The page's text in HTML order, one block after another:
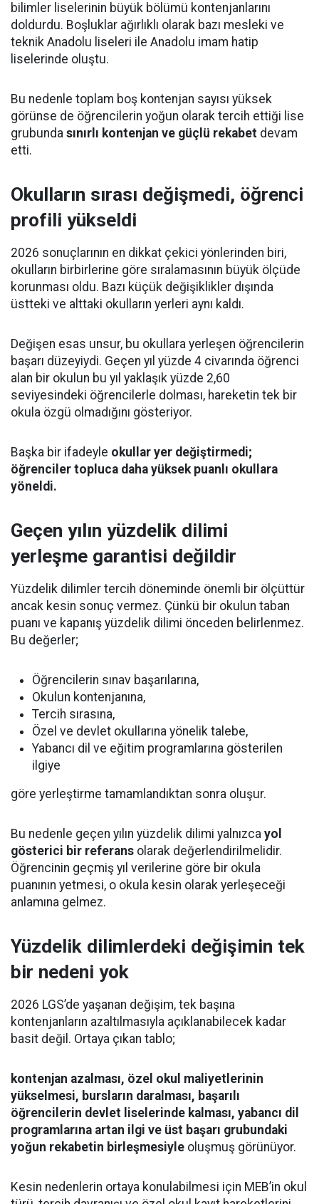
bilimler liselerinin büyük bölümü kontenjanlarını
doldurdu. Boşluklar ağırlıklı olarak bazı mesleki ve
teknik Anadolu liseleri ile Anadolu imam hatip
liselerinde oluştu.
Bu nedenle toplam boş kontenjan sayısı yüksek
görünse de öğrencilerin yoğun olarak tercih ettiği lise
grubunda sınırlı kontenjan ve güçlü rekabet devam
etti.
Okulların sırası değişmedi, öğrenci
profili yükseldi
2026 sonuçlarının en dikkat çekici yönlerinden biri,
okulların birbirlerine göre sıralamasının büyük ölçüde
korunması oldu. Bazı küçük değişiklikler dışında
üstteki ve alttaki okulların yerleri aynı kaldı.
Değişen esas unsur, bu okullara yerleşen öğrencilerin
başarı düzeyiydi. Geçen yıl yüzde 4 civarında öğrenci
alan bir okulun bu yıl yaklaşık yüzde 2,60
seviyesindeki öğrencilerle dolması, hareketin tek bir
okula özgü olmadığını gösteriyor.
Başka bir ifadeyle okullar yer değiştirmedi;
öğrenciler topluca daha yüksek puanlı okullara
yöneldi.
Geçen yılın yüzdelik dilimi
yerleşme garantisi değildir
Yüzdelik dilimler tercih döneminde önemli bir ölçüttür
ancak kesin sonuç vermez. Çünkü bir okulun taban
puanı ve kapanış yüzdelik dilimi önceden belirlenmez.
Bu değerler;
Öğrencilerin sınav başarılarına,
Okulun kontenjanına,
Tercih sırasına,
Özel ve devlet okullarına yönelik talebe,
Yabancı dil ve eğitim programlarına gösterilen
ilgiye
göre yerleştirme tamamlandıktan sonra oluşur.
Bu nedenle geçen yılın yüzdelik dilimi yalnızca yol
gösterici bir referans olarak değerlendirilmelidir.
Öğrencinin geçmiş yıl verilerine göre bir okula
puanının yetmesi, o okula kesin olarak yerleşeceği
anlamına gelmez.
Yüzdelik dilimlerdeki değişimin tek
bir nedeni yok
2026 LGS’de yaşanan değişim, tek başına
kontenjanların azaltılmasıyla açıklanabilecek kadar
basit değil. Ortaya çıkan tablo;
kontenjan azalması, özel okul maliyetlerinin
yükselmesi, bursların daralması, başarılı
öğrencilerin devlet liselerinde kalması, yabancı dil
programlarına artan ilgi ve üst başarı grubundaki
yoğun rekabetin birleşmesiyle oluşmuş görünüyor.
Kesin nedenlerin ortaya konulabilmesi için MEB’in okul